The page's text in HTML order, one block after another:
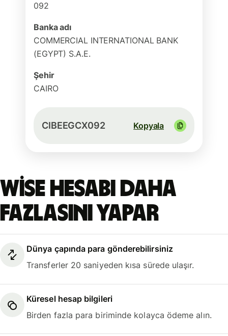
092
Banka adı
COMMERCIAL INTERNATIONAL BANK
(EGYPT) S.A.E.
Şehir
CAIRO
CIBEEGCX092 Kopyala
Wise hesabı daha
fazlasını yapar
Dünya çapında para gönderebilirsiniz
Transferler 20 saniyeden kısa sürede ulaşır.
Küresel hesap bilgileri
Birden fazla para biriminde kolayca ödeme alın.